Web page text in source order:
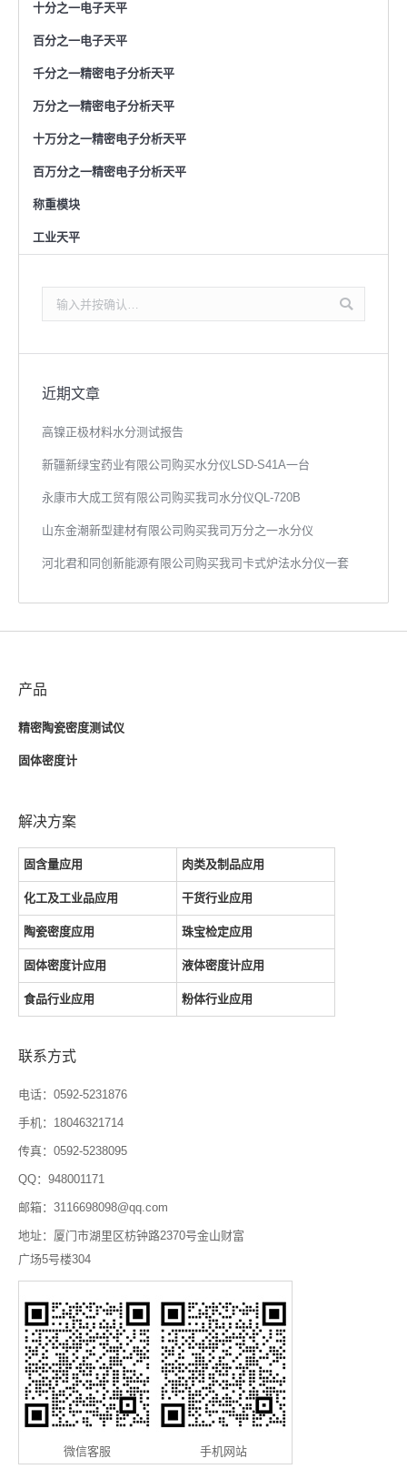
十分之一电子天平
百分之一电子天平
千分之一精密电子分析天平
万分之一精密电子分析天平
十万分之一精密电子分析天平
百万分之一精密电子分析天平
称重模块
工业天平
索：
近期文章
高镍正极材料水分测试报告
新疆新绿宝药业有限公司购买水分仪LSD-S41A一台
永康市大成工贸有限公司购买我司水分仪QL-720B
山东金潮新型建材有限公司购买我司万分之一水分仪
河北君和同创新能源有限公司购买我司卡式炉法水分仪一套
产品
精密陶瓷密度测试仪
固体密度计
解决方案
固含量应用 肉类及制品应用
化工及工业品应用 干货行业应用
陶瓷密度应用 珠宝检定应用
固体密度计应用 液体密度计应用
食品行业应用 粉体行业应用
联系方式
电话：0592-5231876
手机：18046321714
传真：0592-5238095
QQ：948001171
邮箱：3116698098@qq.com
地址：厦门市湖里区枋钟路2370号金山财富
广场5号楼304
微信客服 手机网站